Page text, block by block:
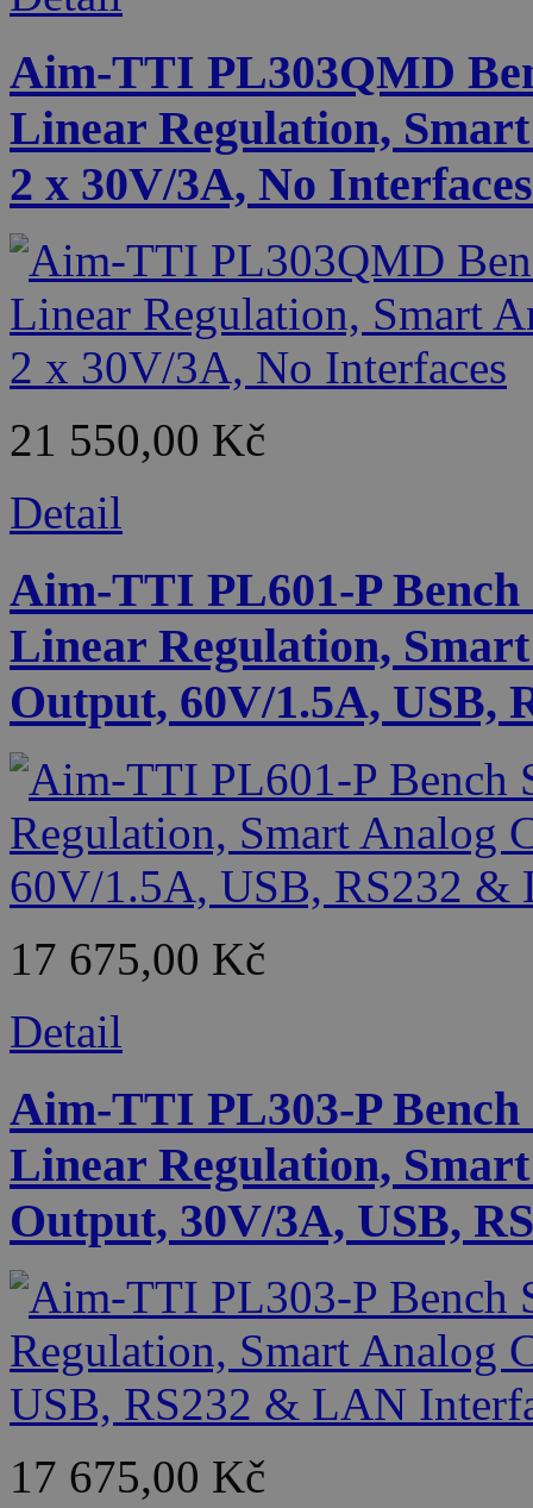
Aim-TTI PL303QMD
Linear Regulation,
2 x 30V/3A, No Interfaces
21 550,00 Kč
Detail
Aim-TTI PL601-P Bench
Linear Regulation,
Output, 60V/1.5A, USB,
17 675,00 Kč
Detail
Aim-TTI PL303-P Bench
Linear Regulation,
Output, 30V/3A, USB,
17 675,00 Kč